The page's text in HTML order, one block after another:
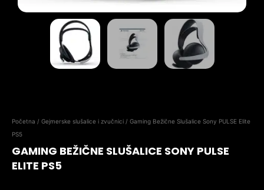
Početna / Gejmerske slušalice i zvučnici / Gaming Bežične Slušalice Sony PULSE Elite
PS5
GAMING BEŽIČNE SLUŠALICE SONY PULSE
ELITE PS5